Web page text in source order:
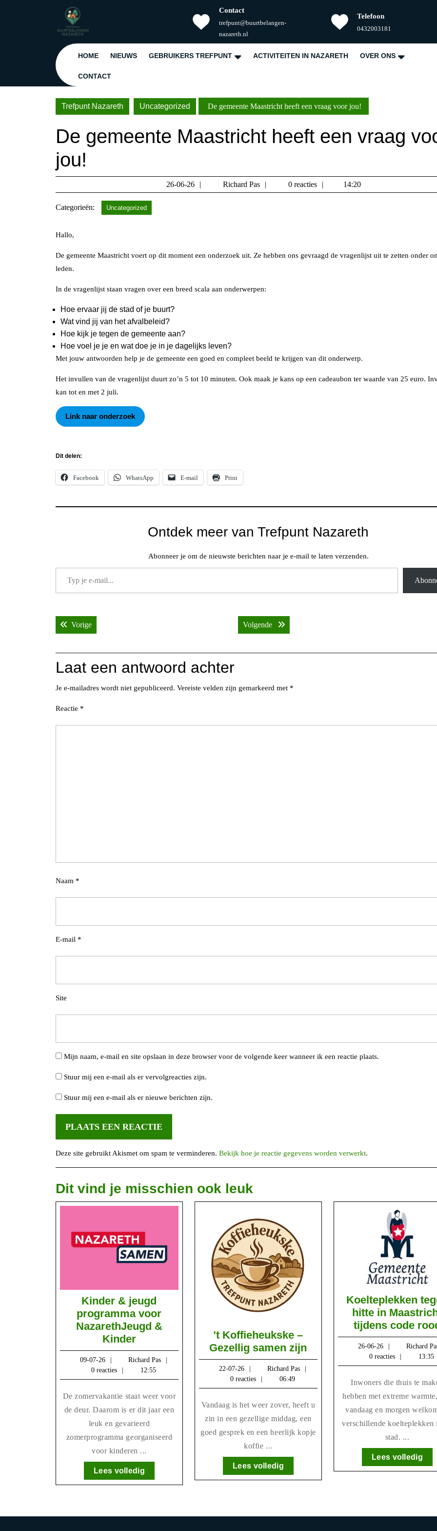
Contact
trefpunt@buurtbelangen-
nazareth.nlE-
mail
Telefoon
0432003181
HOME NIEUWS GEBRUIKERS TREFPUNT ACTIVITEITEN IN NAZARETH OVER ONS
CONTACT
Trefpunt Nazareth Uncategorized De gemeente Maastricht heeft een vraag voor jou!
De gemeente Maastricht heeft een vraag
jou!
26-06-26
06-
Richard Pas
Richard
Pas
0 reacties 14:20
Categorieën: Uncategorized
Hallo,
De gemeente Maastricht voert op dit moment een onderzoek uit. Ze hebben ons gevraagd de vragenlijst uit te zetten onder
leden.
In de vragenlijst staan vragen over een breed scala aan onderwerpen:
Hoe ervaar jij de stad of je buurt?
Wat vind jij van het afvalbeleid?
Hoe kijk je tegen de gemeente aan?
Hoe voel je je en wat doe je in je dagelijks leven?
Met jouw antwoorden help je de gemeente een goed en compleet beeld te krijgen van dit onderwerp.
Het invullen van de vragenlijst duurt zo’n 5 tot 10 minuten. Ook maak je kans op een cadeaubon ter waarde van 25 euro.
kan tot en met 2 juli.
Link naar onderzoek
Dit delen:
Facebook WhatsApp E-mail Print
Ontdek meer van Trefpunt Nazareth
Abonneer je om de nieuwste berichten naar je e-mail te laten verzenden.
Typ je e-mail...
Bericht
navigatie
VorigeVorige bericht: Volgende Volgende bericht:
Laat een antwoord achter
Je e-mailadres wordt niet gepubliceerd. Vereiste velden zijn gemarkeerd met *
Reactie *
Naam *
E-mail *
Site
Mijn naam, e-mail en site opslaan in deze browser voor de volgende keer wanneer ik een reactie plaats.
Stuur mij een e-mail als er vervolgreacties zijn.
Stuur mij een e-mail als er nieuwe berichten zijn.
Deze site gebruikt Akismet om spam te verminderen. Bekijk hoe je reactie gegevens worden verwerkt.
Dit vind je misschien ook leuk
Kinder & jeugd
programma voor
NazarethJeugd &
KinderKinder
&
jeugd
programma
NazarethJeugd
&
Kinder
09-07-26
07-
26
Richard Pas
0 reacties 12:55
De zomervakantie staat weer voor
de deur. Daarom is er dit jaar een
leuk en gevarieerd
zomerprogramma georganiseerd
voor kinderen ...
Lees volledigLees
volledig
’t Koffieheukske –
Gezellig samen zijn
Koffieheukske
Gezellig
zijn
22-07-26
07-
26
Richard Pas
0 reacties 06:49
Vandaag is het weer zover, heeft u
zin in een gezellige middag, een
goed gesprek en een heerlijk kopje
koffie ...
Lees volledigLees
volledig
Koelteplekken
hitte in
tijdens code
26-06-26
06-
26
Richard
0 reacties
13:35
Inwoners die thuis te maken
hebben met extreme
vandaag en morgen
verschillende koelteplekken
stad. ...
Lees volledig